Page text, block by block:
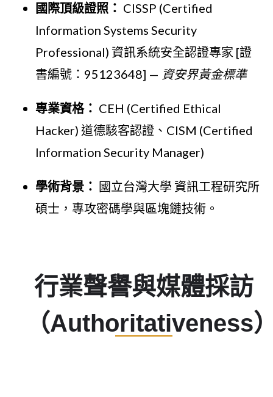
國際頂級證照： CISSP (Certified
Information Systems Security
Professional) 資訊系統安全認證專家 [證
書編號：95123648] — 資安界黃金標準
專業資格： CEH (Certified Ethical
Hacker) 道德駭客認證、CISM (Certified
Information Security Manager)
學術背景： 國立台灣大學 資訊工程研究所
碩士，專攻密碼學與區塊鏈技術。
行業聲譽與媒體採訪
（Authoritativeness